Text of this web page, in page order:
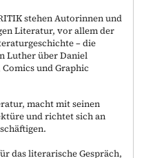
stehen Autorinnen und
Literatur, vor allem der
– die
Luther über Daniel
und Graphic
macht mit seinen
und richtet sich an
das literarische Gespräch,